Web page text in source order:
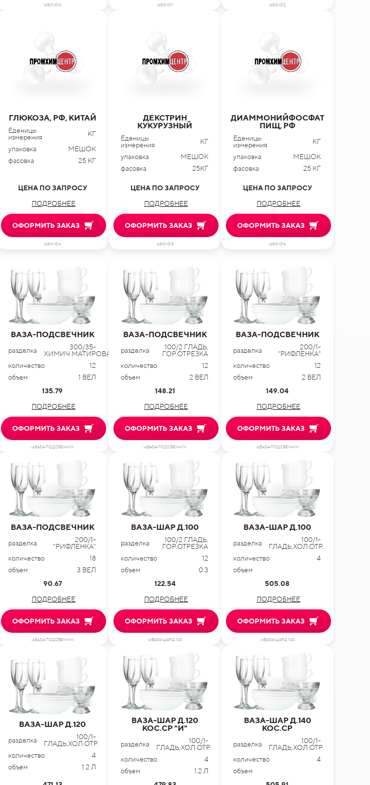
id801-010 id801-011 id801-012
ГЛЮКОЗА, РФ, КИТАЙ
Еденицы
измерения
КГ
упаковка
МЕШОК
фасовка
25 КГ
ЦЕНА ПО ЗАПРОСУ
ПОДРОБНЕЕ
ОФОРМИТЬ ЗАКАЗ
id801-014
ДЕКСТРИН
КУКУРУЗНЫЙ
Еденицы
измерения
КГ
упаковка
МЕШОК
фасовка
25КГ
ЦЕНА ПО ЗАПРОСУ
ПОДРОБНЕЕ
ОФОРМИТЬ ЗАКАЗ
id801-015
ДИАММОНИЙФОСФАТ
ПИЩ, РФ
Еденицы
измерения
КГ
упаковка
МЕШОК
фасовка
25 КГ
ЦЕНА ПО ЗАПРОСУ
ПОДРОБНЕЕ
ОФОРМИТЬ ЗАКАЗ
id801-016
ВАЗА-ПОДСВЕЧНИК
разделка
300/35-
ХИМИЧ.МАТИРОВАНИЕ
количество
12
объем
1 ВЕЛ
135.79
ПОДРОБНЕЕ
ОФОРМИТЬ ЗАКАЗ
idВАЗА-ПОДСВЕЧНИК
ВАЗА-ПОДСВЕЧНИК
разделка
100/2 ГЛАДЬ,
ГОР.ОТРЕЗКА
количество
12
объем
2 ВЕЛ
148.21
ПОДРОБНЕЕ
ОФОРМИТЬ ЗАКАЗ
idВАЗА-ПОДСВЕЧНИК
ВАЗА-ПОДСВЕЧНИК
разделка
200/1-
"РИФЛЕНКА"
количество
12
объем
2 ВЕЛ
149.04
ПОДРОБНЕЕ
ОФОРМИТЬ ЗАКАЗ
idВАЗА-ПОДСВЕЧНИК
ВАЗА-ПОДСВЕЧНИК
разделка
200/1-
"РИФЛЕНКА"
количество
18
объем
3 ВЕЛ
90.67
ПОДРОБНЕЕ
ОФОРМИТЬ ЗАКАЗ
idВАЗА-ПОДСВЕЧНИК
ВАЗА-ШАР Д.100
разделка
100/2 ГЛАДЬ,
ГОР.ОТРЕЗКА
количество
12
объем
0.3
122.54
ПОДРОБНЕЕ
ОФОРМИТЬ ЗАКАЗ
idВАЗА-ШАР Д.100
ВАЗА-ШАР Д.100
разделка
100/1-
ГЛАДЬ,ХОЛ.ОТР.
количество
4
объем
505.08
ПОДРОБНЕЕ
ОФОРМИТЬ ЗАКАЗ
idВАЗА-ШАР Д.100
ВАЗА-ШАР Д.120
разделка
100/1-
ГЛАДЬ,ХОЛ.ОТР.
количество
4
объем
1.2 Л
ВАЗА-ШАР Д.120
КОС.СР "И"
разделка
100/1-
ГЛАДЬ,ХОЛ.ОТР.
количество
4
объем
1.2 Л
ВАЗА-ШАР Д.140
КОС.СР
разделка
100/1-
ГЛАДЬ,ХОЛ.ОТР.
количество
4
объем